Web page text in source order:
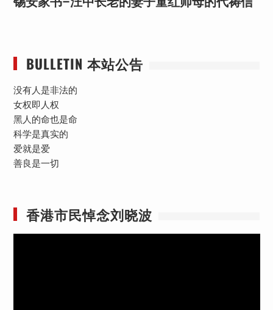
BULLETIN 本站公告
没有人是非法的
女权即人权
黑人的命也是命
科学是真实的
爱就是爱
善良是一切
香港市民悼念刘晓波